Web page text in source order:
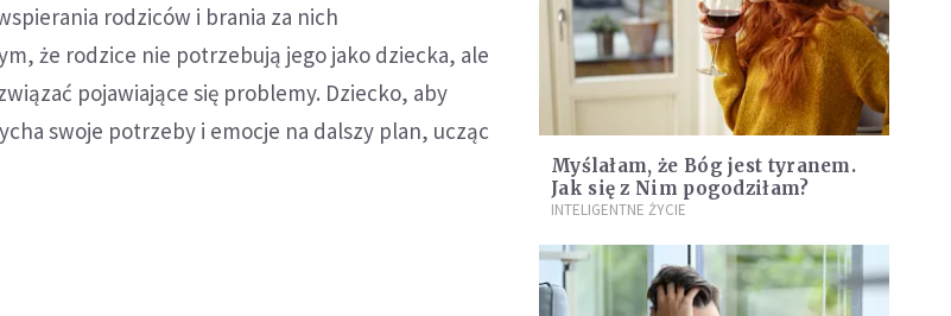
rodziców i brania za nich
że rodzice nie potrzebują jego jako dziecka, ale
pojawiające się problemy. Dziecko, aby
swoje potrzeby i emocje na dalszy plan, ucząc
Myślałam, że Bóg jest tyranem.
Jak się z Nim pogodziłam?
INTELIGENTNE ŻYCIE